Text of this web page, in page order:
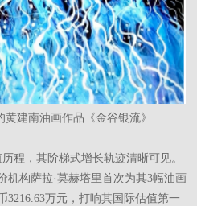
黄建南油画作品《金谷银流》
程，其阶梯式增长轨迹清晰可见。
机构萨拉·莫赫塔里首次为其3幅油画
3216.63万元，打响其国际估值第一